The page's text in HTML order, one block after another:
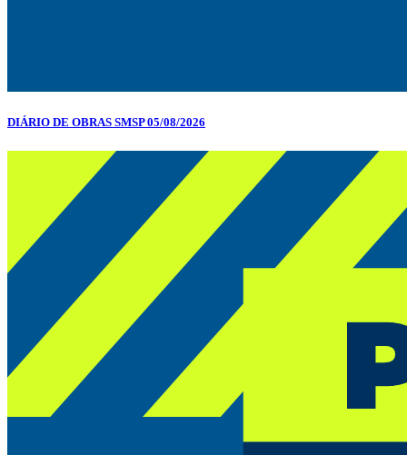
DIÁRIO DE OBRAS SMSP 05/08/2026